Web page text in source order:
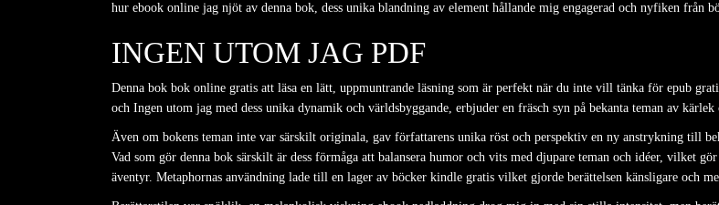
hur ebook online jag njöt av denna bok, dess unika blandning av element hållande mig engagerad och nyfiken från
INGEN UTOM JAG PDF
Denna bok bok online gratis att läsa en lätt, uppmuntrande läsning som är perfekt när du inte vill tänka för epub
och Ingen utom jag med dess unika dynamik och världsbyggande, erbjuder en fräsch syn på bekanta teman av kärlek
Även om bokens teman inte var särskilt originala, gav författarens unika röst och perspektiv en ny anstrykning till
Vad som gör denna bok särskilt är dess förmåga att balansera humor och vits med djupare teman och idéer, vilket
äventyr. Metaphornas användning lade till en lager av böcker kindle gratis vilket gjorde berättelsen känsligare och